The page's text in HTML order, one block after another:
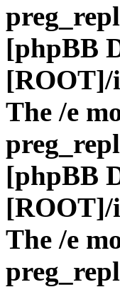
[phpBB
[ROOT]/
The /e
[phpBB
[ROOT]/
The /e